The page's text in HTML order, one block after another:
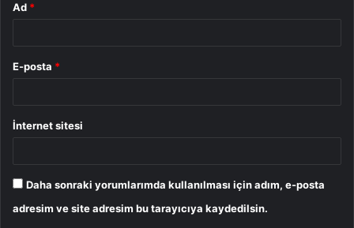
Ad *
E-posta *
İnternet sitesi
Daha sonraki yorumlarımda kullanılması için adım, e-posta
adresim ve site adresim bu tarayıcıya kaydedilsin.